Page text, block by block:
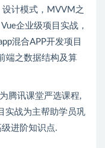
计模式，MVVM之
企业级项目实战，
混合APP开发项目
端之数据结构及算
腾讯课堂严选课程,
实战为主帮助学员巩
进阶知识点.